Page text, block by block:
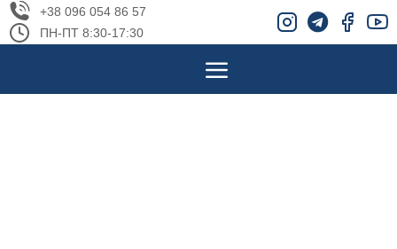
+38 096 054 86 57
ПН-ПТ 8:30-17:30